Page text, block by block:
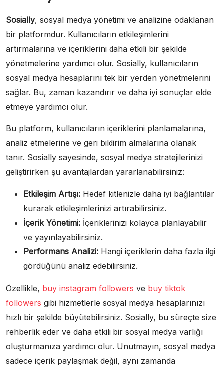
Sosially, sosyal medya yönetimi ve analizine odaklanan
bir platformdur. Kullanıcıların etkileşimlerini
artırmalarına ve içeriklerini daha etkili bir şekilde
yönetmelerine yardımcı olur. Sosially, kullanıcıların
sosyal medya hesaplarını tek bir yerden yönetmelerini
sağlar. Bu, zaman kazandırır ve daha iyi sonuçlar elde
etmeye yardımcı olur.
Bu platform, kullanıcıların içeriklerini planlamalarına,
analiz etmelerine ve geri bildirim almalarına olanak
tanır. Sosially sayesinde, sosyal medya stratejilerinizi
geliştirirken şu avantajlardan yararlanabilirsiniz:
Etkileşim Artışı: Hedef kitlenizle daha iyi bağlantılar
kurarak etkileşimlerinizi artırabilirsiniz.
İçerik Yönetimi: İçeriklerinizi kolayca planlayabilir
ve yayınlayabilirsiniz.
Performans Analizi: Hangi içeriklerin daha fazla ilgi
gördüğünü analiz edebilirsiniz.
Özellikle, buy instagram followers ve buy tiktok
followers gibi hizmetlerle sosyal medya hesaplarınızı
hızlı bir şekilde büyütebilirsiniz. Sosially, bu süreçte size
rehberlik eder ve daha etkili bir sosyal medya varlığı
oluşturmanıza yardımcı olur. Unutmayın, sosyal medya
sadece içerik paylaşmak değil, aynı zamanda